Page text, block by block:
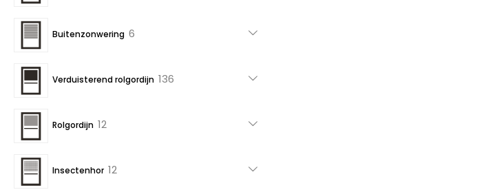
Buitenzonwering 6
Verduisterend rolgordijn 136
Rolgordijn 12
Insectenhor 12